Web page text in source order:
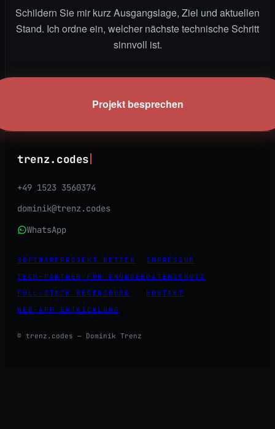
Schildern Sie mir kurz Ausgangslage, Ziel und aktuellen
Stand. Ich ordne ein, welcher nächste technische Schritt
sinnvoll ist.
Projekt besprechen
trenz.codes
+49 1523 3560374
dominik@trenz.codes
WhatsApp
SOFTWAREPROJEKT RETTEN
TECH-PARTNER FÜR GRÜNDER
FULL-STACK REGENSBURG
WEB-APP ENTWICKLUNG
IMPRESSUM
DATENSCHUTZ
KONTAKT
© trenz.codes — Dominik Trenz